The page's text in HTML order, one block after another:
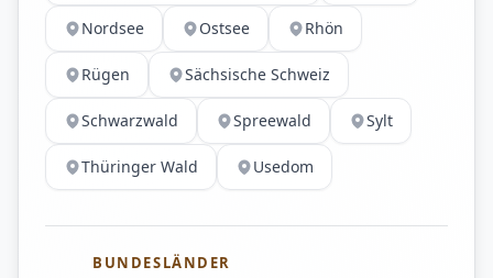
Nordsee Ostsee Rhön
Rügen Sächsische Schweiz
Schwarzwald Spreewald Sylt
Thüringer Wald Usedom
BUNDESLÄNDER